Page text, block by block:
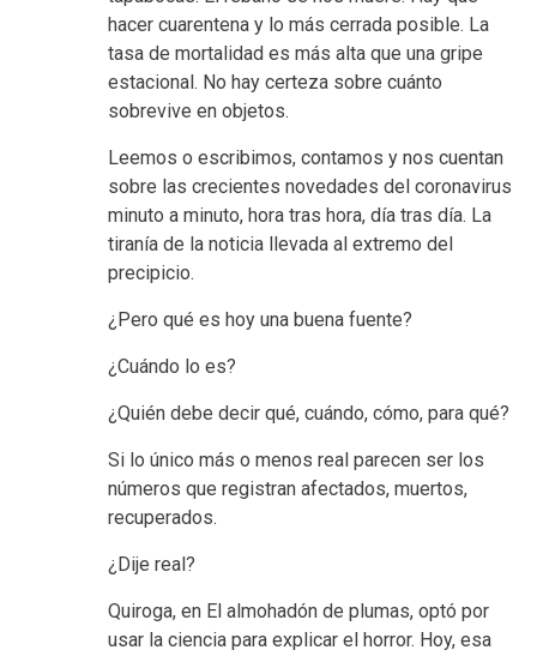
hacer cuarentena y lo más cerrada posible. La
tasa de mortalidad es más alta que una gripe
estacional. No hay certeza sobre cuánto
sobrevive en objetos.
Leemos o escribimos, contamos y nos cuentan
sobre las crecientes novedades del coronavirus
minuto a minuto, hora tras hora, día tras día. La
tiranía de la noticia llevada al extremo del
precipicio.
¿Pero qué es hoy una buena fuente?
¿Cuándo lo es?
¿Quién debe decir qué, cuándo, cómo, para qué?
Si lo único más o menos real parecen ser los
números que registran afectados, muertos,
recuperados.
¿Dije real?
Quiroga, en El almohadón de plumas, optó por
usar la ciencia para explicar el horror. Hoy, esa